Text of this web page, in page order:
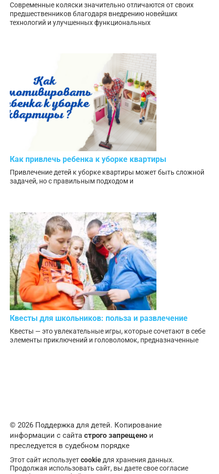
Современные коляски значительно отличаются от своих
предшественников благодаря внедрению новейших
технологий и улучшенных функциональных
Как привлечь ребенка к уборке квартиры
Привлечение детей к уборке квартиры может быть сложной
задачей, но с правильным подходом и
Квесты для школьников: польза и развлечение
Квесты — это увлекательные игры, которые сочетают в себе
элементы приключений и головоломок, предназначенные
© 2026 Поддержка для детей. Копирование
информации с сайта строго запрещено и
преследуется в судебном порядке
Этот сайт используетcookie для хранения данных.
Продолжая использовать сайт, вы даете свое согласие